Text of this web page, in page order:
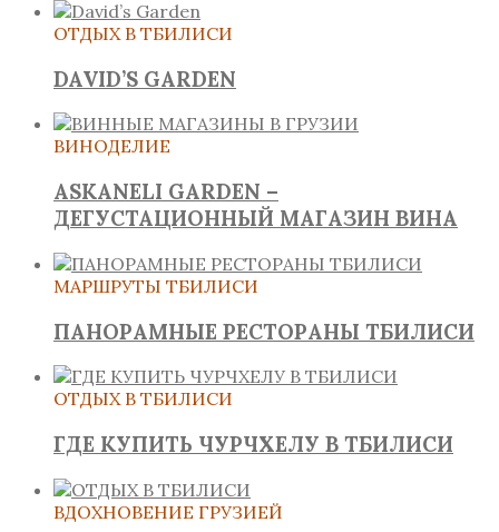
ОТДЫХ В ТБИЛИСИ
DAVID’S GARDEN
ВИНОДЕЛИЕ
ASKANELI GARDEN –
ДЕГУСТАЦИОННЫЙ МАГАЗИН ВИНА
МАРШРУТЫ ТБИЛИСИ
ПАНОРАМНЫЕ РЕСТОРАНЫ ТБИЛИСИ
ОТДЫХ В ТБИЛИСИ
ГДЕ КУПИТЬ ЧУРЧХЕЛУ В ТБИЛИСИ
ВДОХНОВЕНИЕ ГРУЗИЕЙ